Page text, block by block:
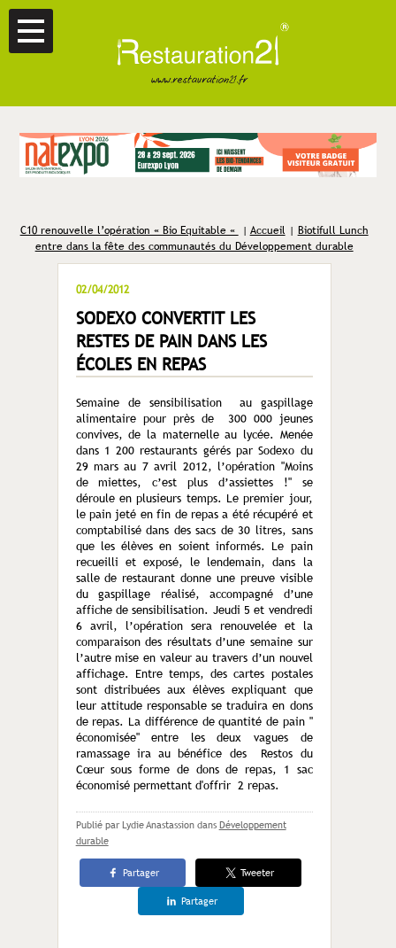
C10 renouvelle l’opération « Bio Equitable « | Accueil | Biotifull Lunch
entre dans la fête des communautés du Développement durable
02/04/2012
SODEXO CONVERTIT LES
RESTES DE PAIN DANS LES
ÉCOLES EN REPAS
Semaine de sensibilisation au gaspillage
alimentaire pour près de 300 000 jeunes
convives, de la maternelle au lycée. Menée
dans 1 200 restaurants gérés par Sodexo du
29 mars au 7 avril 2012, l’opération "Moins
de miettes, c’est plus d’assiettes !" se
déroule en plusieurs temps. Le premier jour,
le pain jeté en fin de repas a été récupéré et
comptabilisé dans des sacs de 30 litres, sans
que les élèves en soient informés. Le pain
recueilli et exposé, le lendemain, dans la
salle de restaurant donne une preuve visible
du gaspillage réalisé, accompagné d’une
affiche de sensibilisation. Jeudi 5 et vendredi
6 avril, l’opération sera renouvelée et la
comparaison des résultats d’une semaine sur
l’autre mise en valeur au travers d’un nouvel
affichage. Entre temps, des cartes postales
sont distribuées aux élèves expliquant que
leur attitude responsable se traduira en dons
de repas. La différence de quantité de pain "
économisée" entre les deux vagues de
ramassage ira au bénéfice des Restos du
Cœur sous forme de dons de repas, 1 sac
économisé permettant d'offrir 2 repas.
Publié par Lydie Anastassion dans Développement
durable
Partager Tweeter
Partager